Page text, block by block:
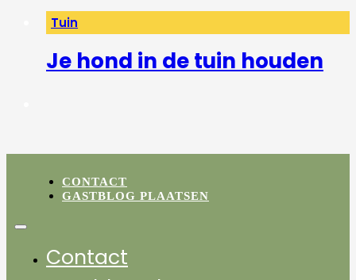
Tuin
Je hond in de tuin houden
CONTACT
GASTBLOG PLAATSEN
Contact